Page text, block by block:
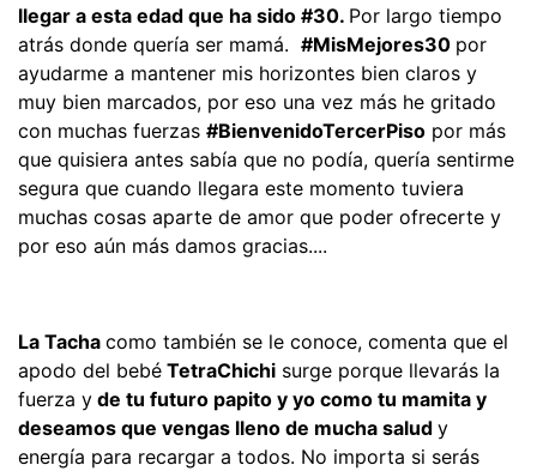
llegar a esta edad que ha sido #30. Por largo tiempo
atrás donde quería ser mamá. #MisMejores30 por
ayudarme a mantener mis horizontes bien claros y
muy bien marcados, por eso una vez más he gritado
con muchas fuerzas #BienvenidoTercerPiso por más
que quisiera antes sabía que no podía, quería sentirme
segura que cuando llegara este momento tuviera
muchas cosas aparte de amor que poder ofrecerte y
por eso aún más damos gracias....
La Tacha como también se le conoce, comenta que el
apodo del bebé TetraChichi surge porque llevarás la
fuerza y de tu futuro papito y yo como tu mamita y
deseamos que vengas lleno de mucha salud y
energía para recargar a todos. No importa si serás